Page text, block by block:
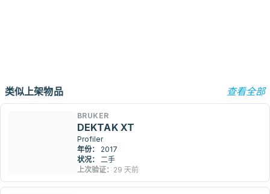
类似上架物品 查看全部
BRUKER
DEKTAK XT
Profiler
年份：
2017
状况：
二手
上次验证： 29 天前